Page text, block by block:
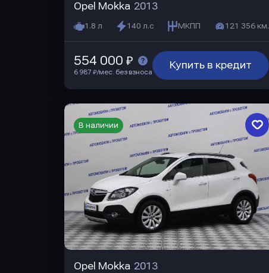
Opel Mokka 2013
1.8 л 140 л.с МКПП 121 356 км.
Купить в кредит
554 000 ₽
6 987 ₽/мес. без взноса
Opel Mokka 2013
В наличии